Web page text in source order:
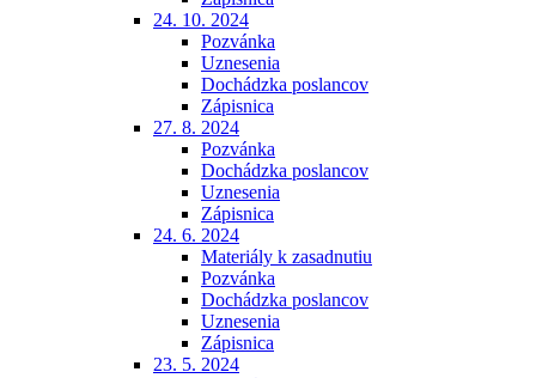
24. 10. 2024
Pozvánka
Uznesenia
Dochádzka poslancov
Zápisnica
27. 8. 2024
Pozvánka
Dochádzka poslancov
Uznesenia
Zápisnica
24. 6. 2024
Materiály k zasadnutiu
Pozvánka
Dochádzka poslancov
Uznesenia
Zápisnica
23. 5. 2024